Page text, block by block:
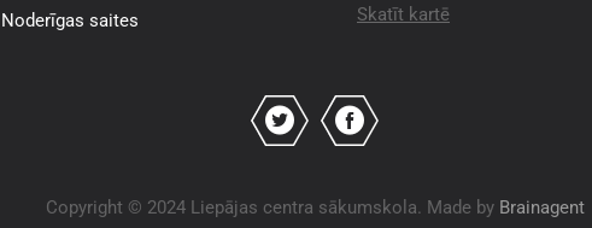
Noderīgas saites
Skatīt kartē
Copyright © 2024 Liepājas centra sākumskola. Made by Brainagent